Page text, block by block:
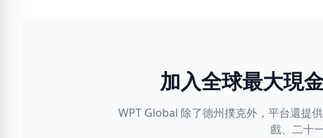
加入全球最大現
WPT Global 除了德州撲克外，平台還提
戲、二十